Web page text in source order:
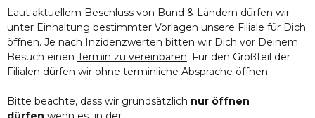
Laut aktuellem Beschluss von Bund & Ländern dürfen wir
unter Einhaltung bestimmter Vorlagen unsere Filiale für Dich
öffnen. Je nach Inzidenzwerten bitten wir Dich vor Deinem
Besuch einen Termin zu vereinbaren. Für den Großteil der
Filialen dürfen wir ohne terminliche Absprache öffnen.
Bitte beachte, dass wir grundsätzlich nur öffnen